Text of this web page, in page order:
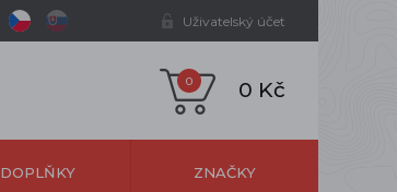
Uživatelský účet
0 0 Kč
DOPLŇKY ZNAČKY